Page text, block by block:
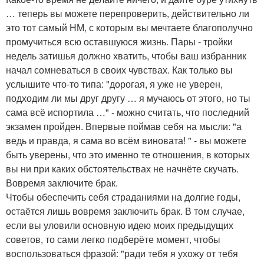
… теперь вы можете перепроверить, действительно ли
это тот самый НМ, с которым вы мечтаете благополучно
промучиться всю оставшуюся жизнь. Пары - тройки
недель затишья должно хватить, чтобы ваш избранник
начал сомневаться в своих чувствах. Как только вы
услышите что-то типа: "дорогая, я уже не уверен,
подходим ли мы друг другу … я мучаюсь от этого, но ты
сама всё испортила …" - можно считать, что последний
экзамен пройден. Впервые поймав себя на мысли: "а
ведь и правда, я сама во всём виновата! " - вы можете
быть уверены, что это именно те отношения, в которых
вы ни при каких обстоятельствах не начнёте скучать.
Вовремя заключите брак.
Чтобы обеспечить себя страданиями на долгие годы,
остаётся лишь вовремя заключить брак. В том случае,
если вы уловили основную идею моих предыдущих
советов, то сами легко подберёте момент, чтобы
воспользоваться фразой: "ради тебя я ухожу от тебя